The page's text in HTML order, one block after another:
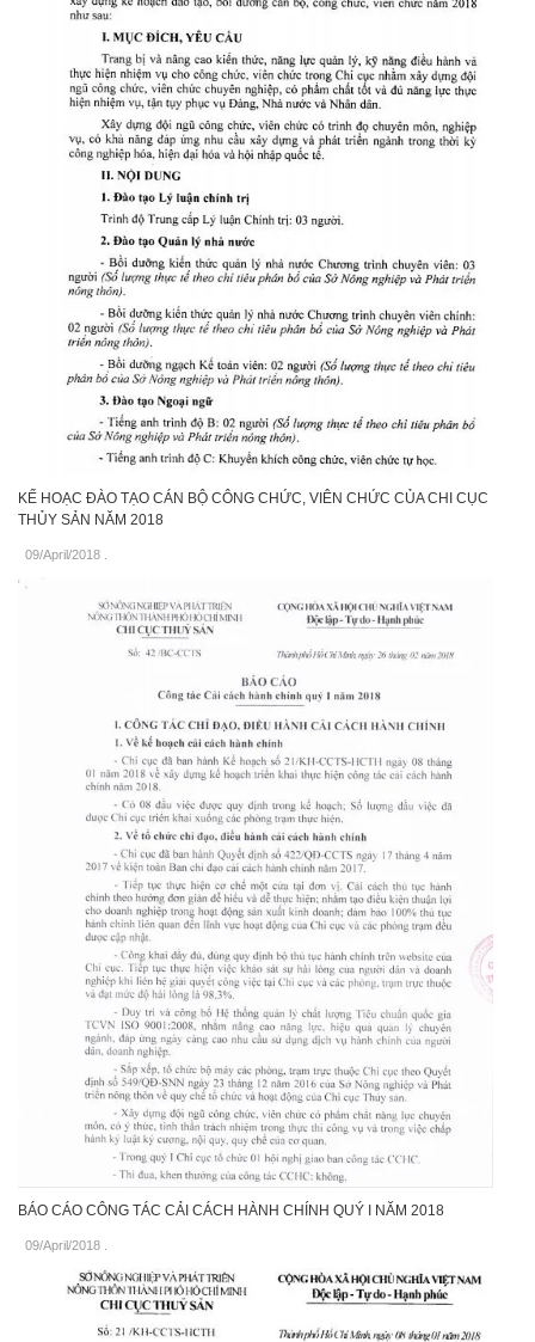
KẾ HOẠC ĐÀO TẠO CÁN BỘ CÔNG CHỨC, VIÊN CHỨC CỦA CHI CỤC
THỦY SẢN NĂM 2018
09/April/2018
BÁO CÁO CÔNG TÁC CẢI CÁCH HÀNH CHÍNH QUÝ I NĂM 2018
09/April/2018